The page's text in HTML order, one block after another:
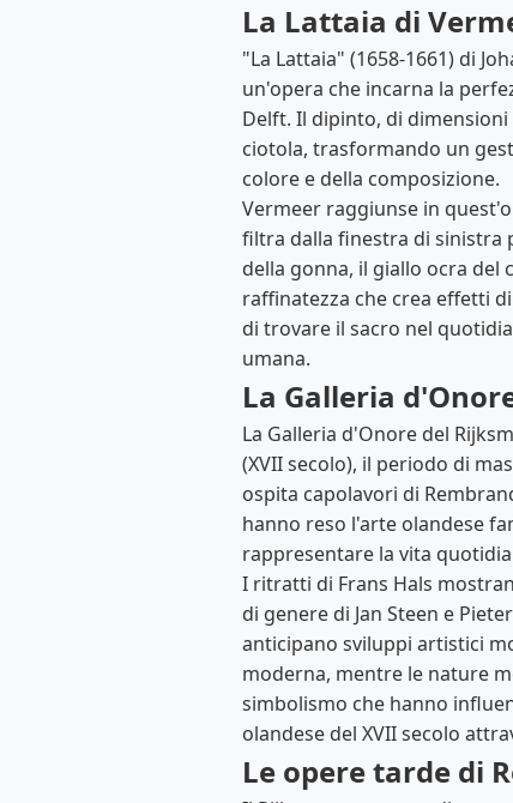
La Lattaia di
"La Lattaia" (1658-1661) di
un'opera che incarna la
Delft. Il dipinto, di
ciotola, trasformando un
colore e della composizione.
Vermeer raggiunse in
filtra dalla finestra di sinistra
della gonna, il giallo ocra
raffinatezza che crea effetti
di trovare il sacro nel
umana.
La Galleria
La Galleria d'Onore del
(XVII secolo), il periodo di
ospita capolavori di
hanno reso l'arte olandese
rappresentare la vita
I ritratti di Frans Hals
di genere di Jan Steen e
anticipano sviluppi artistici
moderna, mentre le nature
simbolismo che hanno
olandese del XVII secolo
Le opere tarde di